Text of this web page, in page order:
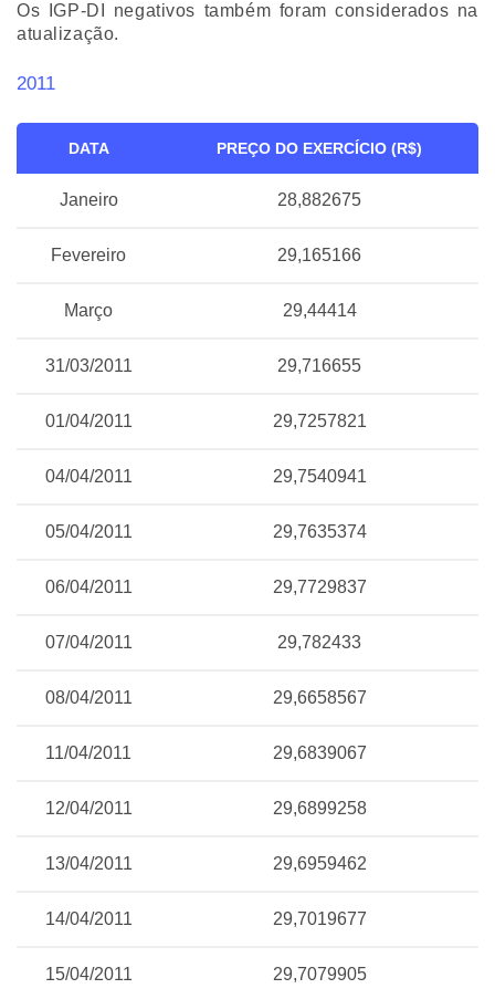
Os IGP-DI negativos também foram considerados na
atualização.
2011
DATA PREÇO DO EXERCÍCIO (R$)
Janeiro 28,882675
Fevereiro 29,165166
Março 29,44414
31/03/2011 29,716655
01/04/2011 29,7257821
04/04/2011 29,7540941
05/04/2011 29,7635374
06/04/2011 29,7729837
07/04/2011 29,782433
08/04/2011 29,6658567
11/04/2011 29,6839067
12/04/2011 29,6899258
13/04/2011 29,6959462
14/04/2011 29,7019677
15/04/2011 29,7079905